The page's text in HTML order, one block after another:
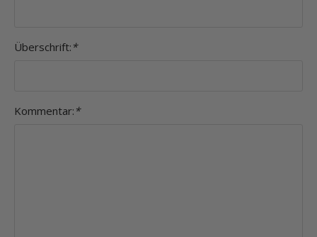
Überschrift: *
Kommentar: *